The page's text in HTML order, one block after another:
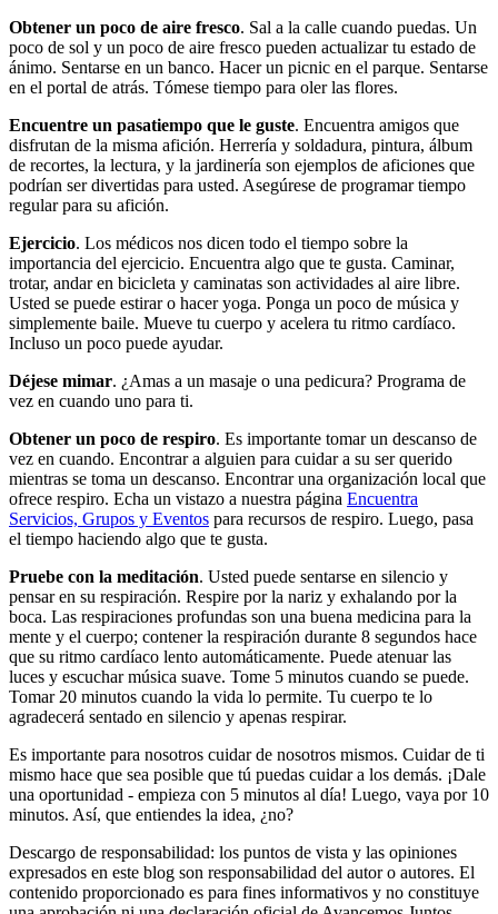
Obtener un poco de aire fresco. Sal a la calle cuando puedas. Un
poco de sol y un poco de aire fresco pueden actualizar tu estado de
ánimo. Sentarse en un banco. Hacer un picnic en el parque. Sentarse
en el portal de atrás. Tómese tiempo para oler las flores.
Encuentre un pasatiempo que le guste. Encuentra amigos que
disfrutan de la misma afición. Herrería y soldadura, pintura, álbum
de recortes, la lectura, y la jardinería son ejemplos de aficiones que
podrían ser divertidas para usted. Asegúrese de programar tiempo
regular para su afición.
Ejercicio. Los médicos nos dicen todo el tiempo sobre la
importancia del ejercicio. Encuentra algo que te gusta. Caminar,
trotar, andar en bicicleta y caminatas son actividades al aire libre.
Usted se puede estirar o hacer yoga. Ponga un poco de música y
simplemente baile. Mueve tu cuerpo y acelera tu ritmo cardíaco.
Incluso un poco puede ayudar.
Déjese mimar. ¿Amas a un masaje o una pedicura? Programa de
vez en cuando uno para ti.
Obtener un poco de respiro. Es importante tomar un descanso de
vez en cuando. Encontrar a alguien para cuidar a su ser querido
mientras se toma un descanso. Encontrar una organización local que
ofrece respiro. Echa un vistazo a nuestra página Encuentra
Servicios, Grupos y Eventos para recursos de respiro. Luego, pasa
el tiempo haciendo algo que te gusta.
Pruebe con la meditación. Usted puede sentarse en silencio y
pensar en su respiración. Respire por la nariz y exhalando por la
boca. Las respiraciones profundas son una buena medicina para la
mente y el cuerpo; contener la respiración durante 8 segundos hace
que su ritmo cardíaco lento automáticamente. Puede atenuar las
luces y escuchar música suave. Tome 5 minutos cuando se puede.
Tomar 20 minutos cuando la vida lo permite. Tu cuerpo te lo
agradecerá sentado en silencio y apenas respirar.
Es importante para nosotros cuidar de nosotros mismos. Cuidar de ti
mismo hace que sea posible que tú puedas cuidar a los demás. ¡Dale
una oportunidad - empieza con 5 minutos al día! Luego, vaya por 10
minutos. Así, que entiendes la idea, ¿no?
Descargo de responsabilidad: los puntos de vista y las opiniones
expresados en este blog son responsabilidad del autor o autores. El
contenido proporcionado es para fines informativos y no constituye